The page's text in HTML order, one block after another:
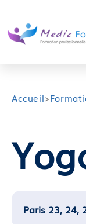
Accueil>
Paris 23, 24,